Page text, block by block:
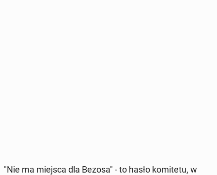
"Nie ma miejsca dla Bezosa" - to hasło ko­mi­te­tu, w